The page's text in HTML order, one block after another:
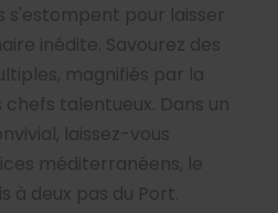
s'estompent pour laisser
inédite. Savourez des
magnifiés par la
talentueux. Dans un
laissez-vous
méditerranéens, le
à deux pas du Port.